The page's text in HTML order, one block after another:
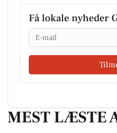
Få lokale nyheder
Email
MEST LÆSTE